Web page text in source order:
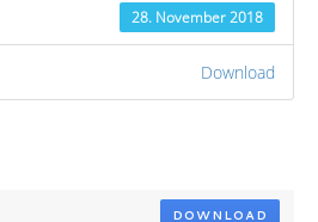
28. November 2018
Download
DOWNLOAD